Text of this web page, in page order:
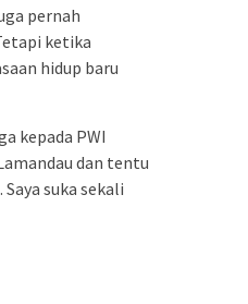
pernah
ketika
hidup baru
kepada PWI
dan tentu
suka sekali